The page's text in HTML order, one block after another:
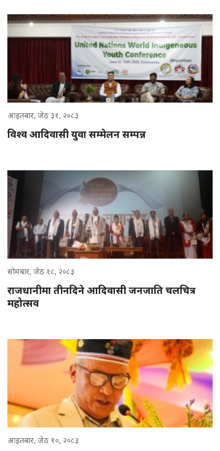
आइतबार, जेठ ३१, २०८३
विश्व आदिवासी युवा सम्मेलन सम्पन्न
सोमबार, जेठ १८, २०८३
राजधानीमा तीनदिने आदिवासी जनजाति चलचित्र
महोत्सव
आइतबार, जेठ १०, २०८३